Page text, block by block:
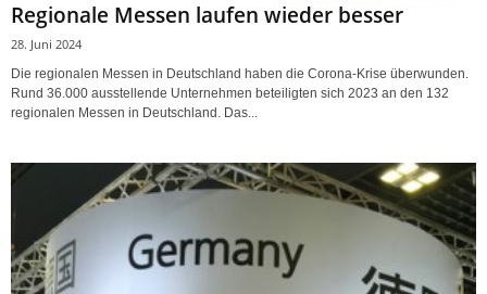
Regionale Messen laufen wieder besser
28. Juni 2024
Die regionalen Messen in Deutschland haben die Corona-Krise überwunden.
Rund 36.000 ausstellende Unternehmen beteiligten sich 2023 an den 132
regionalen Messen in Deutschland. Das...